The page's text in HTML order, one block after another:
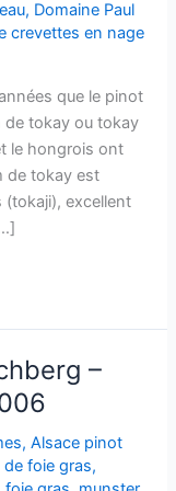
, Domaine Paul
crevettes en nage
que le pinot
de tokay ou tokay
le hongrois ont
de tokay est
(tokaji), excellent
–
,Alsace pinot
foie gras,